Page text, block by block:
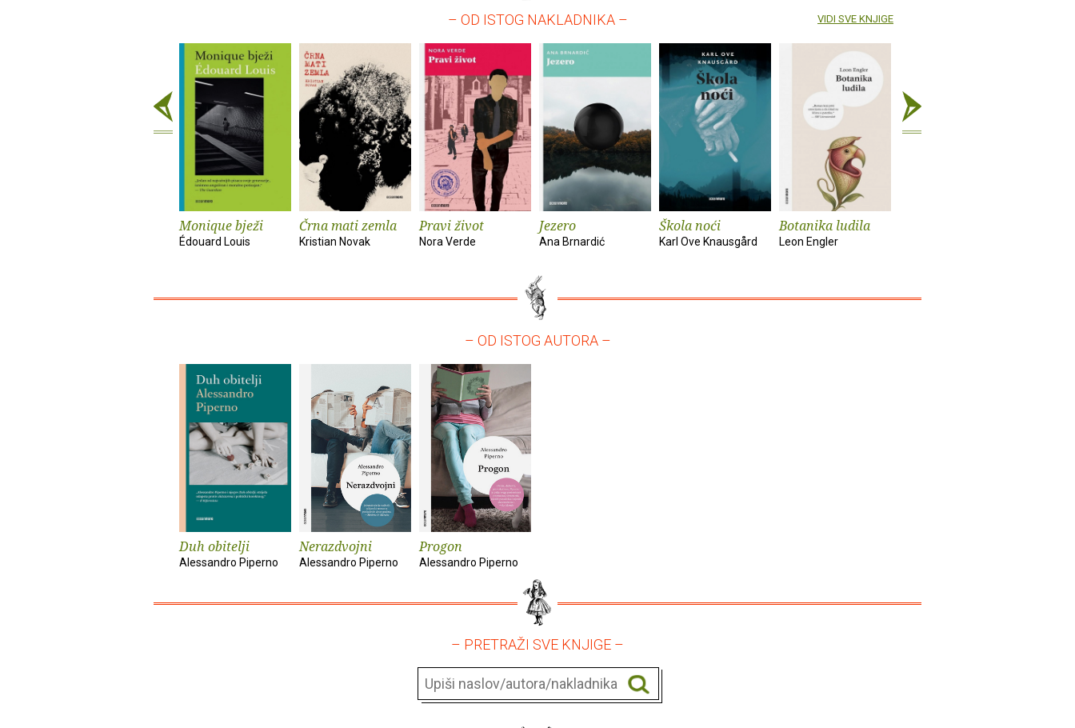
– OD ISTOG NAKLADNIKA –
Monique bježi
Édouard Louis
Črna mati zemla
Kristian Novak
Pravi život
Nora Verde
Jezero
Ana Brnardić
Škola noći
Karl Ove Knausgård
Botanika ludila
Leon Engler
VIDI SVE KNJIGE
– OD ISTOG AUTORA –
Duh obitelji
Alessandro Piperno
Nerazdvojni
Alessandro Piperno
Progon
Alessandro Piperno
– PRETRAŽI SVE KNJIGE –